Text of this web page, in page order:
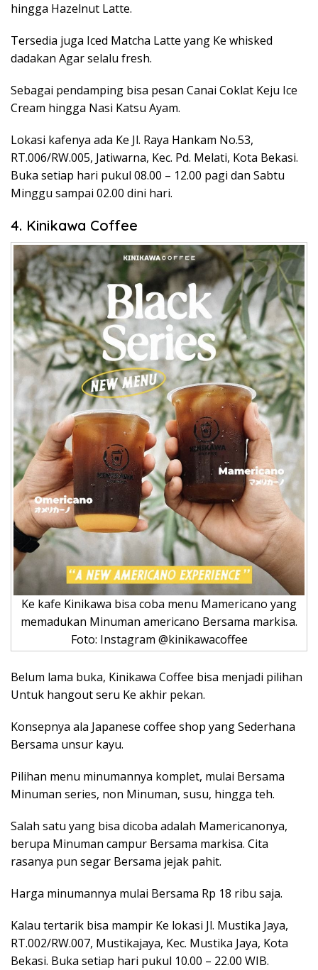
hingga Hazelnut Latte.
Tersedia juga Iced Matcha Latte yang Ke whisked
dadakan Agar selalu fresh.
Sebagai pendamping bisa pesan Canai Coklat Keju Ice
Cream hingga Nasi Katsu Ayam.
Lokasi kafenya ada Ke Jl. Raya Hankam No.53,
RT.006/RW.005, Jatiwarna, Kec. Pd. Melati, Kota Bekasi.
Buka setiap hari pukul 08.00 – 12.00 pagi dan Sabtu
Minggu sampai 02.00 dini hari.
4. Kinikawa Coffee
Ke kafe Kinikawa bisa coba menu Mamericano yang
memadukan Minuman americano Bersama markisa.
Foto: Instagram @kinikawacoffee
Belum lama buka, Kinikawa Coffee bisa menjadi pilihan
Untuk hangout seru Ke akhir pekan.
Konsepnya ala Japanese coffee shop yang Sederhana
Bersama unsur kayu.
Pilihan menu minumannya komplet, mulai Bersama
Minuman series, non Minuman, susu, hingga teh.
Salah satu yang bisa dicoba adalah Mamericanonya,
berupa Minuman campur Bersama markisa. Cita
rasanya pun segar Bersama jejak pahit.
Harga minumannya mulai Bersama Rp 18 ribu saja.
Kalau tertarik bisa mampir Ke lokasi Jl. Mustika Jaya,
RT.002/RW.007, Mustikajaya, Kec. Mustika Jaya, Kota
Bekasi. Buka setiap hari pukul 10.00 – 22.00 WIB.